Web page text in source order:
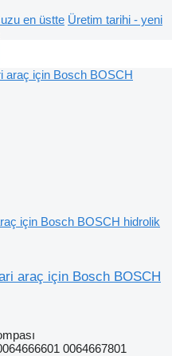
en üstte Üretim tarihi - yeni
için Bosch BOSCH hidrolik
araç için Bosch BOSCH
0064667801